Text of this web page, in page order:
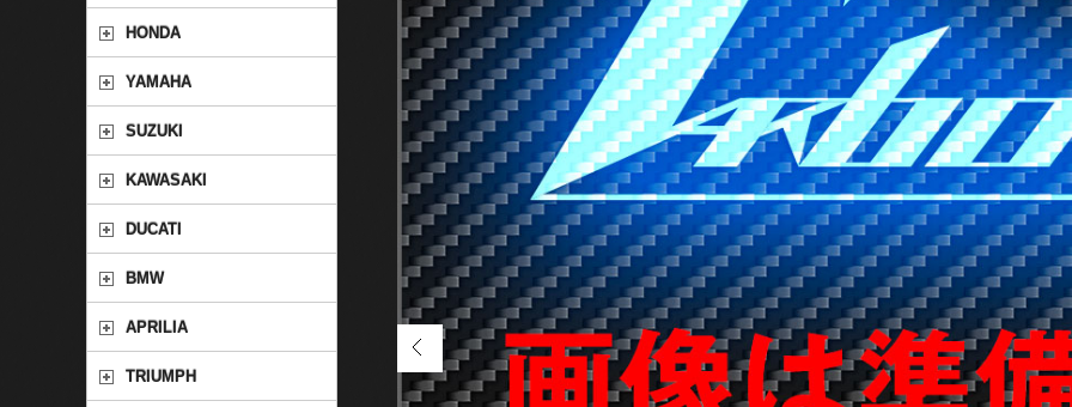
HONDA
YAMAHA
SUZUKI
KAWASAKI
DUCATI
BMW
APRILIA
TRIUMPH